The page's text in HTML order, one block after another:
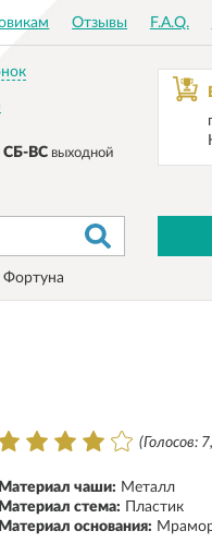
Отзывы F.A.Q.
СБ-ВС выходной
Фортуна
(Голосов:
Материал чаши: Металл
Материал стема: Пластик
Материал основания: